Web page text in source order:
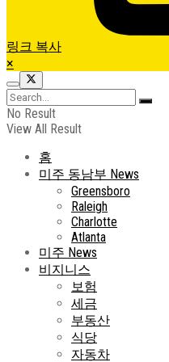
링크 복사
×
No Result
View All Result
홈
미주 동남부 News
Greensboro
Raleigh
Charlotte
Atlanta
미주 News
비지니스
보험
세금
부동산
식당
자동차